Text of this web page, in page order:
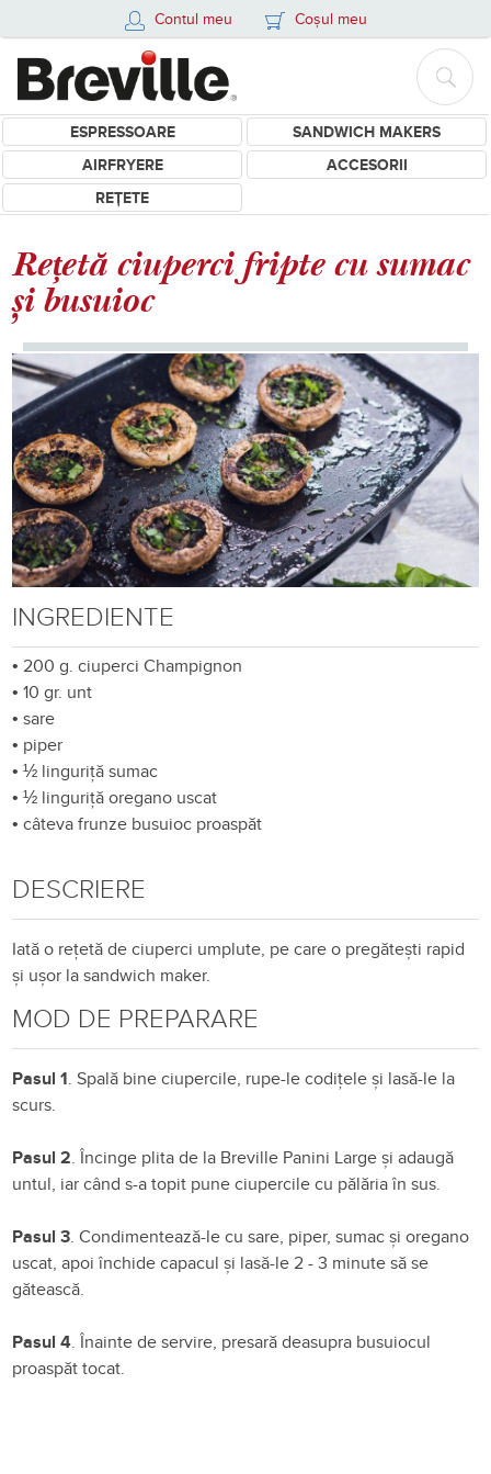
Contul meu Coșul meu
ESPRESSOARE
SANDWICH MAKERS
AIRFRYERE
ACCESORII
REȚETE
Rețetă ciuperci fripte cu sumac
și busuioc
INGREDIENTE
• 200 g. ciuperci Champignon
•10 gr. unt
•sare
• piper
•½ linguriță sumac
•½ linguriță oregano uscat
•câteva frunze busuioc proaspăt
DESCRIERE
Iată o rețetă de ciuperci umplute, pe care o pregătești rapid
și ușor la sandwich maker.
MOD DE PREPARARE
Pasul 1. Spală bine ciupercile, rupe-le codițele și lasă-le la
scurs.
Pasul 2. Încinge plita de la Breville Panini Large și adaugă
untul, iar când s-a topit pune ciupercile cu pălăria în sus.
Pasul 3. Condimentează-le cu sare, piper, sumac și oregano
uscat, apoi închide capacul și lasă-le 2 - 3 minute să se
gătească.
Pasul 4. Înainte de servire, presară deasupra busuiocul
proaspăt tocat.